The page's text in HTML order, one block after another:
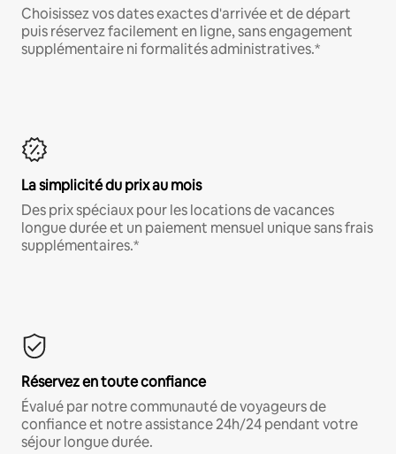
Choisissez vos dates exactes d'arrivée et de départ
puis réservez facilement en ligne, sans engagement
supplémentaire ni formalités administratives.*
La simplicité du prix au mois
Des prix spéciaux pour les locations de vacances
longue durée et un paiement mensuel unique sans frais
supplémentaires.*
Réservez en toute confiance
Évalué par notre communauté de voyageurs de
confiance et notre assistance 24h/24 pendant votre
séjour longue durée.